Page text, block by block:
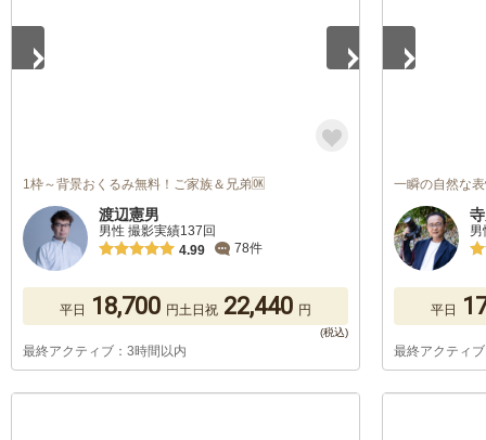
1枠～背景おくるみ無料！ご家族＆兄弟🆗
渡辺憲男
男性 撮影実績137回
4.99
78件
平日 18,700 円土日祝 22,440 円
最終アクティブ：3時間以内
一瞬の自然な
平日
最終アクティ